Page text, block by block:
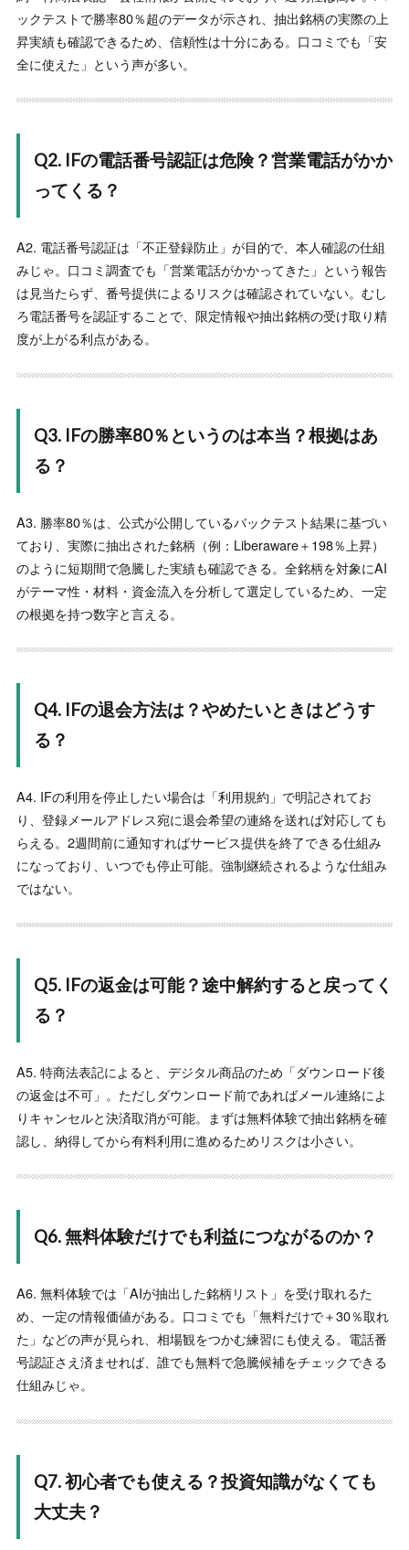
が上がる。”
-シュン
AI銘柄抽出ツール『IF』の高評価は本当なのか？口コミ・
評判を徹底調査
“す。ほとんどが一ヵ月以内に上がる。AIの力ってすごい”
評判を徹底調査
★★★★★
“銘柄選定で夜更かししていた日々が遠い昔のようです。AI
が弾き出したリストを信じるだけで勝てるなんて夢のよう
です。”
★★★★★
“銘柄選びで喧嘩していた夫と、今では共通の収益を楽しみ
AI銘柄抽出ツール『IF』の高評価は本当なのか？口コミ・
評判を徹底調査
★★★★★
“機械的な抽出だからこそ、自分の先入観では絶対に外して
月もAIの指示通りに仕込んだ株が噴き上がり、家族で豪華
-匿名
AI銘柄抽出ツール『IF』の高評価は本当なのか？口コミ・
★★★★★
“半信半疑でしたが、抽出された銘柄の「初動」を捉える力
がとにかく強い。自分で必死に探していた時より遥かに効
率が良く、副業感覚で始めたのに今では本業の月収を脅か
す勢いです。もう手放せません。
★★★★★
“株の知識なんてゼロでしたが、抽出された銘柄を買うだけ
任せて、自分は結果を待つだけなので楽です。...
もっと読む
-匿名
評判を徹底調査
“会社員として働いているので、正直、株の勉強とか面倒
いけど、結果が出るから文句なし。SNSの怪しい煽り銘...
もっと読む”
-匿名
AI銘柄抽出ツール『IF』の高評価は本当なのか？口コミ・
★★★★★
“収を超える利益を生むなんて。IFの抽出ロジックは謎です
が、叩き出される数字が全て。専門書を1ページも開かず
に、これだけの波を捉えられるのは今の時代ならではの
ックテストで勝率80％超のデータが示され、抽出銘柄の実際の上
昇実績も確認できるため、信頼性は十分にある。口コミでも「安
全に使えた」という声が多い。
Q2. IFの電話番号認証は危険？営業電話がかか
ってくる？
A2. 電話番号認証は「不正登録防止」が目的で、本人確認の仕組
みじゃ。口コミ調査でも「営業電話がかかってきた」という報告
は見当たらず、番号提供によるリスクは確認されていない。むし
ろ電話番号を認証することで、限定情報や抽出銘柄の受け取り精
度が上がる利点がある。
Q3. IFの勝率80％というのは本当？根拠はあ
る？
A3. 勝率80％は、公式が公開しているバックテスト結果に基づい
ており、実際に抽出された銘柄（例：Liberaware＋198％上昇）
のように短期間で急騰した実績も確認できる。全銘柄を対象にAI
がテーマ性・材料・資金流入を分析して選定しているため、一定
の根拠を持つ数字と言える。
Q4. IFの退会方法は？やめたいときはどうす
る？
A4. IFの利用を停止したい場合は「利用規約」で明記されてお
り、登録メールアドレス宛に退会希望の連絡を送れば対応しても
らえる。2週間前に通知すればサービス提供を終了できる仕組み
になっており、いつでも停止可能。強制継続されるような仕組み
ではない。
Q5. IFの返金は可能？途中解約すると戻ってく
る？
A5. 特商法表記によると、デジタル商品のため「ダウンロード後
の返金は不可」。ただしダウンロード前であればメール連絡によ
りキャンセルと決済取消が可能。まずは無料体験で抽出銘柄を確
認し、納得してから有料利用に進めるためリスクは小さい。
Q6. 無料体験だけでも利益につながるのか？
A6. 無料体験では「AIが抽出した銘柄リスト」を受け取れるた
め、一定の情報価値がある。口コミでも「無料だけで＋30％取れ
た」などの声が見られ、相場観をつかむ練習にも使える。電話番
号認証さえ済ませれば、誰でも無料で急騰候補をチェックできる
仕組みじゃ。
Q7. 初心者でも使える？投資知識がなくても
大丈夫？